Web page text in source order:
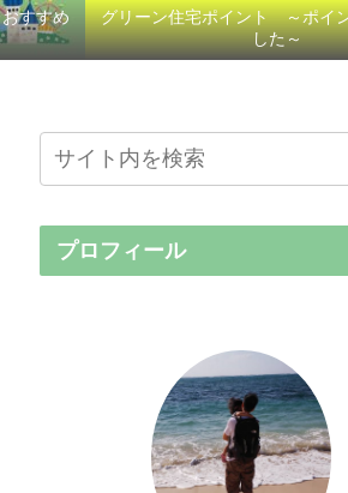
すすめ
グリーン住宅ポイント ～ポイ
した～
プロフィール